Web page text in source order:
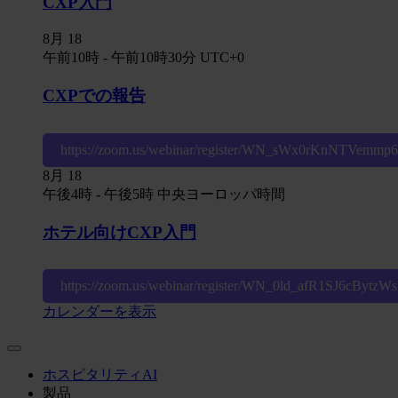
8月
18
午前10時 - 午前10時30分 UTC+0
CXPでの報告
https://zoom.us/webinar/register/
8月
18
午後4時 - 午後5時 中央ヨーロッパ時間
ホテル向けCXP入門
https://zoom.us/webinar/register/
カレンダーを表示
ホスピタリティAI
製品